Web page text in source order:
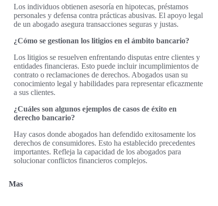
Los individuos obtienen asesoría en hipotecas, préstamos
personales y defensa contra prácticas abusivas. El apoyo legal
de un abogado asegura transacciones seguras y justas.
¿Cómo se gestionan los litigios en el ámbito bancario?
Los litigios se resuelven enfrentando disputas entre clientes y
entidades financieras. Esto puede incluir incumplimientos de
contrato o reclamaciones de derechos. Abogados usan su
conocimiento legal y habilidades para representar eficazmente
a sus clientes.
¿Cuáles son algunos ejemplos de casos de éxito en
derecho bancario?
Hay casos donde abogados han defendido exitosamente los
derechos de consumidores. Esto ha establecido precedentes
importantes. Refleja la capacidad de los abogados para
solucionar conflictos financieros complejos.
Mas